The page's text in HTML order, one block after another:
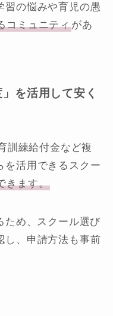
習の悩みや育児の愚
コミュニティがあ
を活用して安く
訓練給付金など複
を活用できるスクー
きます。
ため、スクール選び
し、申請方法も事前